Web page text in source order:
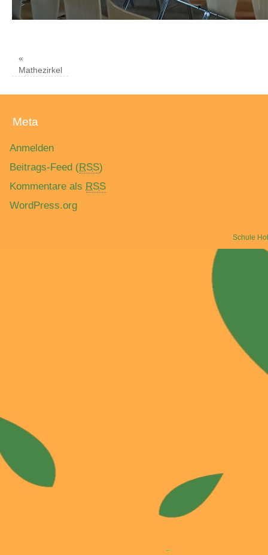
«
Mathezirkel
Meta
Anmelden
Beitrags-Feed (RSS)
Kommentare als RSS
WordPress.org
Schule